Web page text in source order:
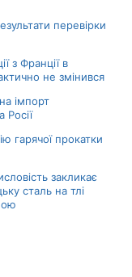
перевірки
з Франції в
не змінився
імпорт
Росії
гарячої прокатки
закликає
сталь на тлі